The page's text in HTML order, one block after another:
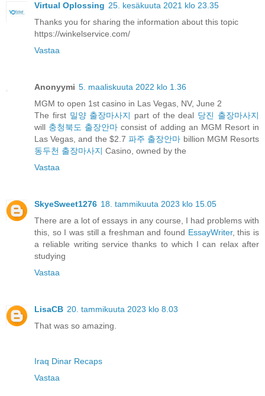
Virtual Oplossing 25. kesäkuuta 2021 klo 23.35
Thanks you for sharing the information about this topic
https://winkelservice.com/
Vastaa
Anonyymi 5. maaliskuuta 2022 klo 1.36
MGM to open 1st casino in Las Vegas, NV, June 2
The first 밀양 출장마사지 part of the deal 당진 출장마사지
will 충청북도 출장안마 consist of adding an MGM Resort in
Las Vegas, and the $2.7파주 출장안마 billion MGM Resorts
동두천 출장마사지 Casino, owned by the
Vastaa
SkyeSweet1276 18. tammikuuta 2023 klo 15.05
There are a lot of essays in any course, I had problems with
this, so I was still a freshman and found EssayWriter, this is
a reliable writing service thanks to which I can relax after
studying
Vastaa
LisaCB 20. tammikuuta 2023 klo 8.03
That was so amazing.
Iraq Dinar Recaps
Vastaa